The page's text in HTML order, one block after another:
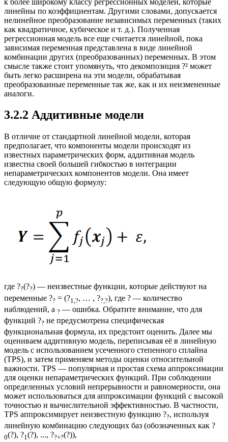
линейны по коэффициентам. Другими словами, допускается
нелинейное преобразование независимых переменных (таких
как квадратичное, кубическое и т. д.). Полученная
регрессионная модель все еще считается линейной, пока
зависимая переменная представлена в виде линейной
комбинации других (преобразованных) переменных. В этом
смысле также стоит упомянуть, что декомпозиция ?² может
быть легко расширена на эти модели, обрабатывая
преобразованные переменные так же, как и их неизмененные
аналоги.
3.2.2 Аддитивные модели
В отличие от стандартной линейной модели, которая
предполагает, что компоненты модели происходят из
известных параметрических форм, аддитивная модель
известна своей большей гибкостью в интеграции
непараметрических компонентов модели. Она имеет
следующую общую формулу:
где ??(??) — неизвестные функции, которые действуют на
переменные ?? = (?1,?, … , ??,?), где ? — количество
наблюдений, а ? — ошибка. Обратите внимание, что для
функций ?? не предусмотрена специфическая
функциональная формула, их предстоит оценить. Далее мы
оцениваем аддитивную модель, переписывая её в линейную
модель с использованием усеченного степенного сплайна
(TPS), и затем применяем методы оценки относительной
важности. TPS — популярная и простая схема аппроксимации
для оценки непараметрических функций. При соблюдении
определенных условий непрерывности и равномерности, она
может использоваться для аппроксимации функций с высокой
точностью и вычислительной эффективностью. В частности,
TPS аппроксимирует неизвестную функцию ??, используя
линейную комбинацию следующих баз (обозначенных как ?
0(?), ?1(?), ..., ??+?(?)),